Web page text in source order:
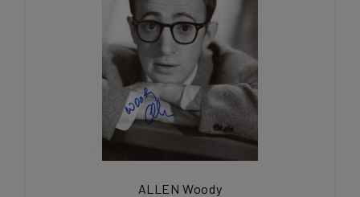
ALLEN Woody